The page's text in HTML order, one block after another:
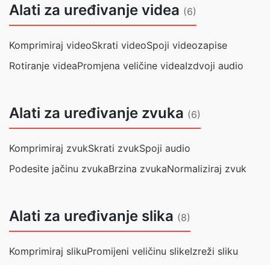
Alati za uređivanje videa (6)
Komprimiraj videoSkrati videoSpoji videozapise
Rotiranje videaPromjena veličine videaIzdvoji audio
Alati za uređivanje zvuka (6)
Komprimiraj zvukSkrati zvukSpoji audio
Podesite jačinu zvukaBrzina zvukaNormaliziraj zvuk
Alati za uređivanje slika (8)
Komprimiraj slikuPromijeni veličinu slikeIzreži sliku